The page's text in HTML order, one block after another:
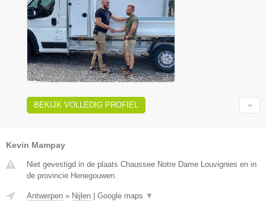
BEKIJK VOLLEDIG PROFIEL
Kevin Mampay
Niet gevestigd in de plaats Chaussee Notre Dame Louvignies en in
de provincie Henegouwen.
Antwerpen » Nijlen Google maps ▼